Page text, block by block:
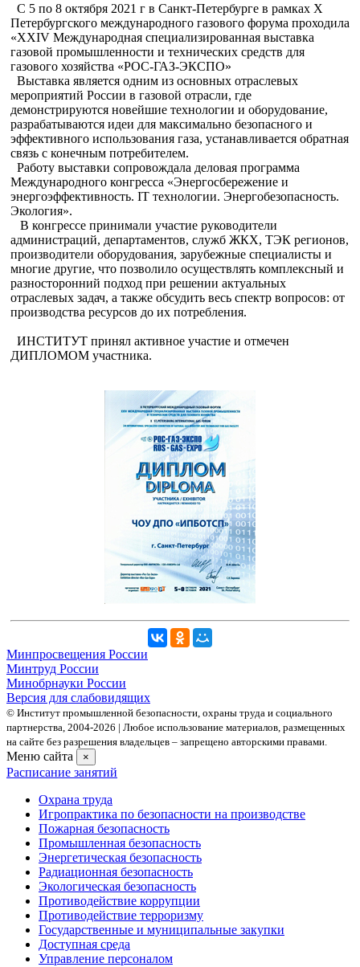
С 5 по 8 октября 2021 г в Санкт-Петербурге в рамках X
Петербургского международного газового форума проходила
«XXIV Международная специализированная выставка
газовой промышленности и технических средств для
газового хозяйства «РОС-ГАЗ-ЭКСПО»
Выставка является одним из основных отраслевых
мероприятий России в газовой отрасли, где
демонстрируются новейшие технологии и оборудование,
разрабатываются идеи для максимально безопасного и
эффективного использования газа, устанавливается обратная
связь с конечным потребителем.
Работу выставки сопровождала деловая программа
Международного конгресса «Энергосбережение и
энергоэффективность. IT технологии. Энергобезопасность.
Экология».
В конгрессе принимали участие руководители
администраций, департаментов, служб ЖКХ, ТЭК регионов,
производители оборудования, зарубежные специалисты и
многие другие, что позволило осуществлять комплексный и
разносторонний подход при решении актуальных
отраслевых задач, а также обсудить весь спектр вопросов: от
производства ресурсов до их потребления.
ИНСТИТУТ принял активное участие и отмечен
ДИПЛОМОМ участника.
Минпросвещения России
Минтруд России
Минобрнауки России
Версия для слабовидящих
© Институт промышленной безопасности, охраны труда и социального
партнерства, 2004- 2026 | Любое использование материалов, размещенных
на сайте без разрешения владельцев – запрещено авторскими правами.
Меню сайта ×
Расписание занятий
Охрана труда
Игропрактика по безопасности на производстве
Пожарная безопасность
Промышленная безопасность
Энергетическая безопасность
Радиационная безопасность
Экологическая безопасность
Противодействие коррупции
Противодействие терроризму
Государственные и муниципальные закупки
Доступная среда
Управление персоналом